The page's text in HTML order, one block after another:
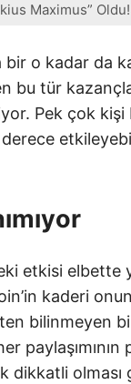
Maximus”
bir o kadar da
bu tür
Pek çok kişi
derece
etkisi elbette
kaderi
bilinmeyen
dikkatli